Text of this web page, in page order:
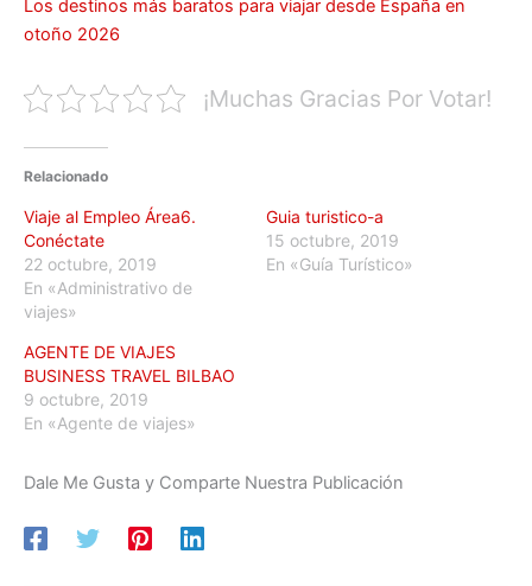
Los destinos más baratos para viajar desde España en
otoño 2026
¡Muchas Gracias Por Votar!
Relacionado
Viaje al Empleo Área6.
Conéctate
22 octubre, 2019
En «Administrativo de
viajes»
Guia turistico-a
15 octubre, 2019
En «Guía Turístico»
AGENTE DE VIAJES
BUSINESS TRAVEL BILBAO
9 octubre, 2019
En «Agente de viajes»
Dale Me Gusta y Comparte Nuestra Publicación